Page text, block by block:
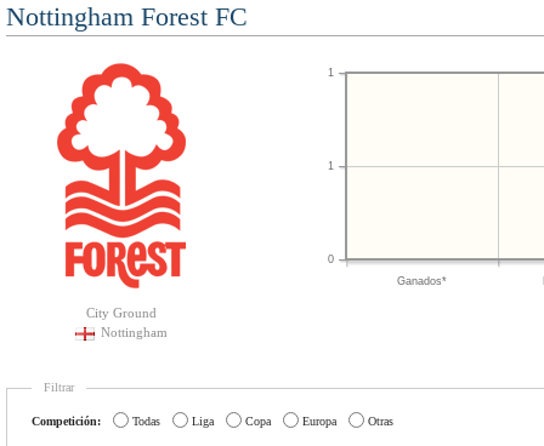
Nottingham Forest FC
City Ground
Nottingham
Ganados*
0
1
1
Filtrar
Competición: Todas Liga Copa Europa Otras